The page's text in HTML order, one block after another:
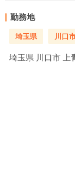
勤務地
埼玉県 川口
埼玉県 川口市 上